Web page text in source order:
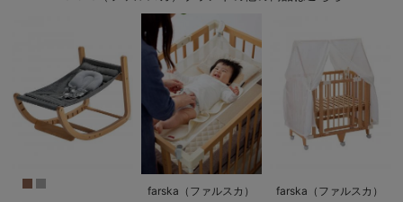
farska（ファルスカ）
farska（ファルスカ）